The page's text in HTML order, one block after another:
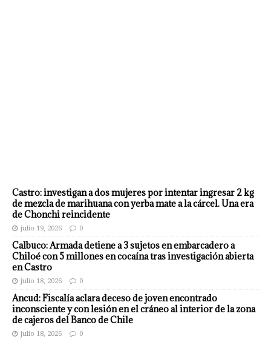
Castro: investigan a dos mujeres por intentar ingresar 2 kg
de mezcla de marihuana con yerba mate a la cárcel. Una era
de Chonchi reincidente
julio 19, 2026 0
Calbuco: Armada detiene a 3 sujetos en embarcadero a
Chiloé con 5 millones en cocaína tras investigación abierta
en Castro
julio 18, 2026 0
Ancud: Fiscalía aclara deceso de joven encontrado
inconsciente y con lesión en el cráneo al interior de la zona
de cajeros del Banco de Chile
julio 18, 2026 0